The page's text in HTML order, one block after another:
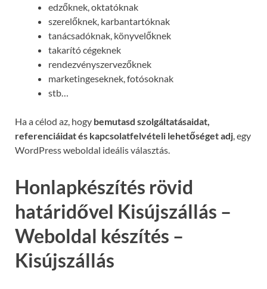
edzőknek, oktatóknak
szerelőknek, karbantartóknak
tanácsadóknak, könyvelőknek
takarító cégeknek
rendezvényszervezőknek
marketingeseknek, fotósoknak
stb…
Ha a célod az, hogy bemutasd szolgáltatásaidat,
referenciáidat és kapcsolatfelvételi lehetőséget adj , egy
WordPress weboldal ideális választás.
Honlapkészítés rövid
határidővel Kisújszállás –
Weboldal készítés –
Kisújszállás